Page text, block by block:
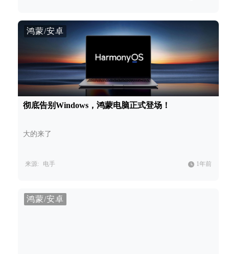
鸿蒙/安卓
彻底告别Windows，鸿蒙电脑正式登场！
大的来了
来源: 电手 1年前
鸿蒙/安卓